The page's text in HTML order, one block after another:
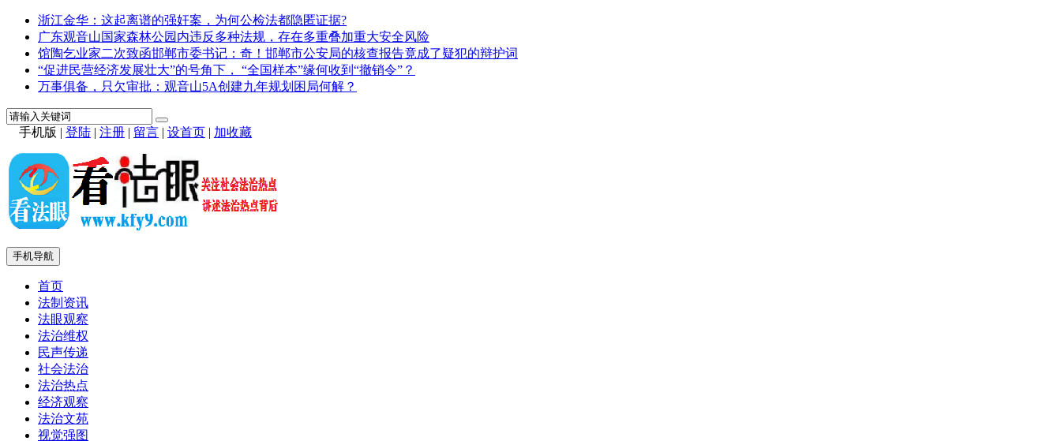
浙江金华：这起离谱的强奸案，为何公检法都隐匿证据?
广东观音山国家森林公园内违反多种法规，存在多重叠加重大安全风险
馆陶乞业家二次致函邯郸市委书记：奇！邯郸市公安局的核查报告竟成了疑犯的辩护词
“促进民营经济发展壮大”的号角下， “全国样本”缘何收到“撤销令”？
万事俱备，只欠审批：观音山5A创建九年规划困局何解？
手机版 | 登陆 | 注册 | 留言 | 设首页 | 加收藏
手机导航
首页
法制资讯
法眼观察
法治维权
民声传递
社会法治
法治热点
经济观察
法治文苑
视觉强图